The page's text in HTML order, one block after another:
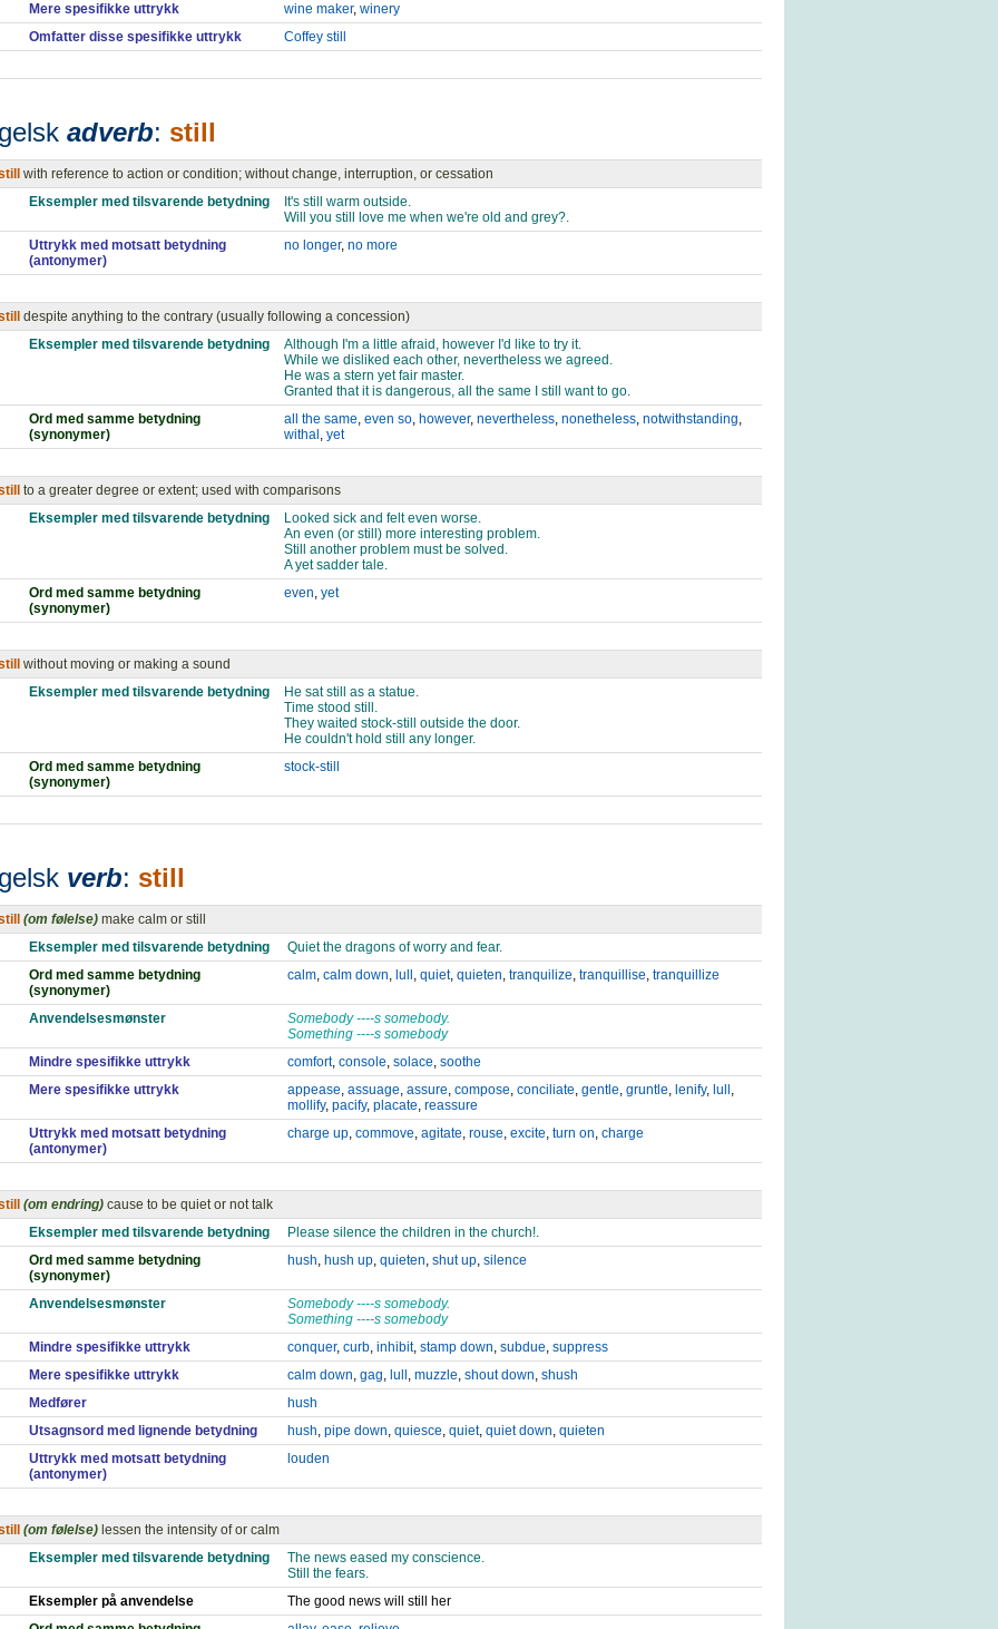
Mere spesifikke uttrykk
wine maker, winery
Omfatter disse spesifikke uttrykk
Coffey still
adverb: still
with reference to action or condition; without change, interruption, or cessation
Eksempler med tilsvarende betydning
It's still warm outside.
Will you still love me when we're old and grey?.
Uttrykk med motsatt betydning
(antonymer)
no longer, no more
despite anything to the contrary (usually following a concession)
Eksempler med tilsvarende betydning
Although I'm a little afraid, however I'd like to try it.
While we disliked each other, nevertheless we agreed.
He was a stern yet fair master.
Granted that it is dangerous, all the same I still want to go.
Ord med samme betydning
(synonymer)
all the same, even so, however, nevertheless, nonetheless, notwithstanding,
withal , yet
to a greater degree or extent; used with comparisons
Eksempler med tilsvarende betydning
Looked sick and felt even worse.
An even (or still) more interesting problem.
Still another problem must be solved.
A yet sadder tale.
Ord med samme betydning
(synonymer)
even, yet
without moving or making a sound
Eksempler med tilsvarende betydning
He sat still as a statue.
Time stood still.
They waited stock-still outside the door.
He couldn't hold still any longer.
Ord med samme betydning
(synonymer)
stock-still
verb: still
(om følelse) make calm or still
Eksempler med tilsvarende betydning
Quiet the dragons of worry and fear.
Ord med samme betydning
(synonymer)
calm, calm down, lull , quiet, quieten, tranquilize, tranquillise, tranquillize
Anvendelsesmønster
Somebody ----s somebody.
Something ----s somebody
Mindre spesifikke uttrykk
comfort, console, solace, soothe
Mere spesifikke uttrykk
appease, assuage, assure, compose, conciliate, gentle, gruntle, lenify, lull ,
mollify, pacify, placate, reassure
Uttrykk med motsatt betydning
(antonymer)
charge up, commove, agitate, rouse, excite, turn on, charge
(om endring) cause to be quiet or not talk
Eksempler med tilsvarende betydning
Please silence the children in the church!.
Ord med samme betydning
(synonymer)
hush, hush up, quieten, shut up, silence
Anvendelsesmønster
Somebody ----s somebody.
Something ----s somebody
Mindre spesifikke uttrykk
conquer, curb, inhibit, stamp down, subdue, suppress
Mere spesifikke uttrykk
calm down, gag, lull , muzzle, shout down, shush
Medfører
hush
Utsagnsord med lignende betydning
hush, pipe down, quiesce, quiet, quiet down, quieten
Uttrykk med motsatt betydning
(antonymer)
louden
(om følelse) lessen the intensity of or calm
Eksempler med tilsvarende betydning
The news eased my conscience.
Still the fears.
Eksempler på anvendelse
The good news will still her